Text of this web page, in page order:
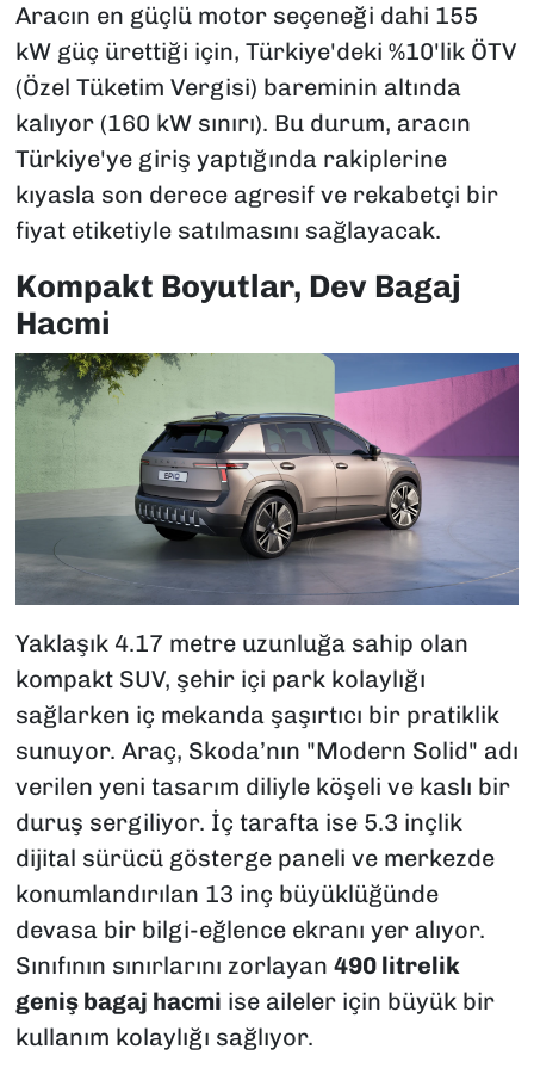
Aracın en güçlü motor seçeneği dahi 155
kW güç ürettiği için, Türkiye'deki %10'lik ÖTV
(Özel Tüketim Vergisi) bareminin altında
kalıyor (160 kW sınırı). Bu durum, aracın
Türkiye'ye giriş yaptığında rakiplerine
kıyasla son derece agresif ve rekabetçi bir
fiyat etiketiyle satılmasını sağlayacak.
Kompakt Boyutlar, Dev Bagaj
Hacmi
Yaklaşık 4.17 metre uzunluğa sahip olan
kompakt SUV, şehir içi park kolaylığı
sağlarken iç mekanda şaşırtıcı bir pratiklik
sunuyor. Araç, Skoda’nın "Modern Solid" adı
verilen yeni tasarım diliyle köşeli ve kaslı bir
duruş sergiliyor. İç tarafta ise 5.3 inçlik
dijital sürücü gösterge paneli ve merkezde
konumlandırılan 13 inç büyüklüğünde
devasa bir bilgi-eğlence ekranı yer alıyor.
Sınıfının sınırlarını zorlayan 490 litrelik
geniş bagaj hacmi ise aileler için büyük bir
kullanım kolaylığı sağlıyor.